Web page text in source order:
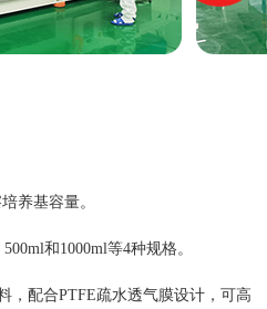
养基容量。
和1000ml等4种规格。
，配合PTFE疏水透气膜设计，可高